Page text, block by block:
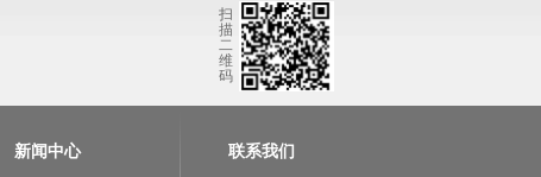
扫
描
二
维
码
新闻中心 联系我们